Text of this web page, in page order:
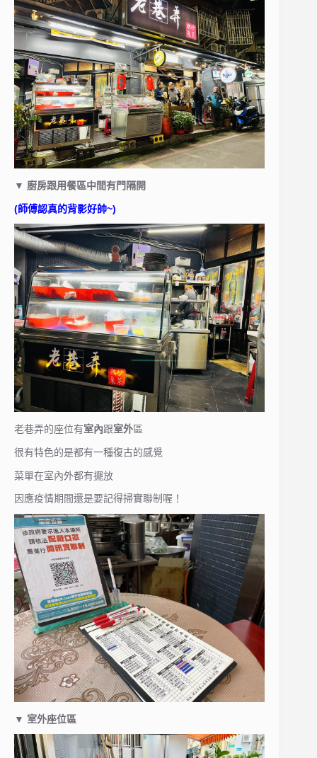
▼ 廚房跟用餐區中間有門隔開
(師傅認真的背影好帥~)
老巷弄的座位有室內跟室外區
很有特色的是都有一種復古的感覺
菜單在室內外都有擺放
因應疫情期間還是要記得掃實聯制喔！
▼ 室外座位區